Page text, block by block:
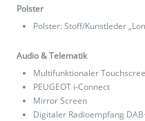
Polster
Polster: Stoff/Kunstleder
Audio & Telematik
Multifunktionaler
PEUGEOT i-Connect
Mirror Screen
Digitaler Radioempfang